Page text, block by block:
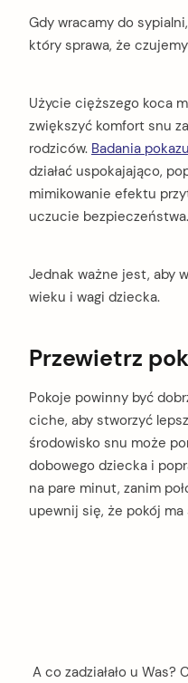
Gdy wracamy do
który sprawa, że
Użycie cięższego koca
zwiększyć komfort snu
rodziców. Badania
działać uspokajająco,
mimikowanie efektu
uczucie bezpieczeństwa.
Jednak ważne jest, aby
wieku i wagi dziecka.
Przewietrz
Pokoje powinny być
ciche, aby stworzyć
środowisko snu może
dobowego dziecka i
na pare minut, zanim
upewnij się, że pokój
A co zadziałało u